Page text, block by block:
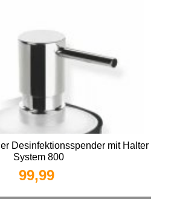
Desinfektionsspender mit Halter
System 800
99,99 